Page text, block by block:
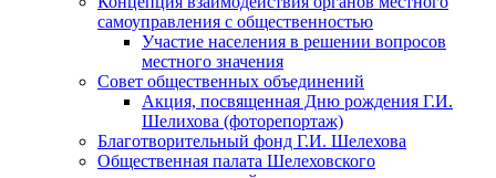
самоуправления с общественностью
Участие населения в решении вопросов
местного значения
Совет общественных объединений
Акция, посвященная Дню рождения Г.И.
Шелихова (фоторепортаж)
Благотворительный фонд Г.И. Шелехова
Общественная палата Шелеховского